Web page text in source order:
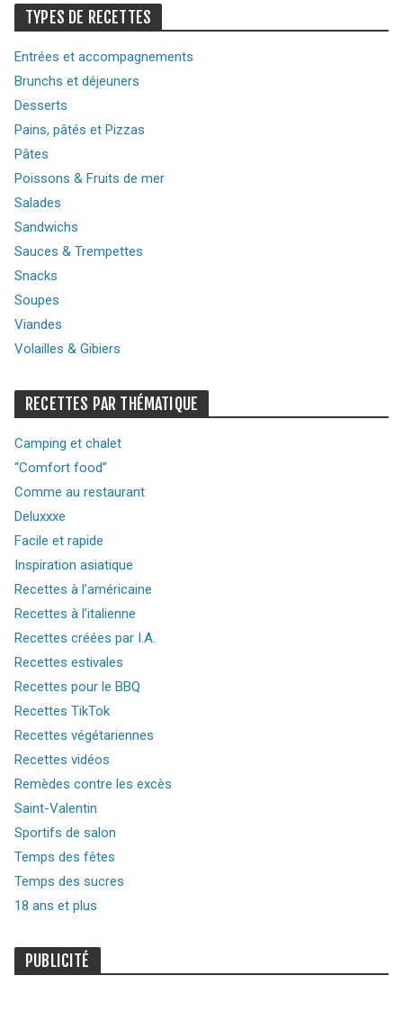
TYPES DE RECETTES
Entrées et accompagnements
Brunchs et déjeuners
Desserts
Pains, pâtés et Pizzas
Pâtes
Poissons & Fruits de mer
Salades
Sandwichs
Sauces & Trempettes
Snacks
Soupes
Viandes
Volailles & Gibiers
RECETTES PAR THÉMATIQUE
Camping et chalet
“Comfort food”
Comme au restaurant
Deluxxxe
Facile et rapide
Inspiration asiatique
Recettes à l’américaine
Recettes à l’italienne
Recettes créées par I.A.
Recettes estivales
Recettes pour le BBQ
Recettes TikTok
Recettes végétariennes
Recettes vidéos
Remèdes contre les excès
Saint-Valentin
Sportifs de salon
Temps des fêtes
Temps des sucres
18 ans et plus
PUBLICITÉ